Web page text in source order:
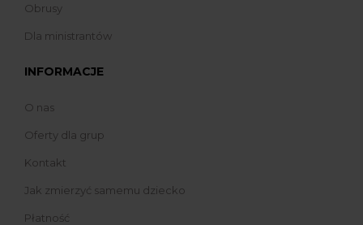
Obrusy
Dla ministrantów
INFORMACJE
O nas
Oferty dla grup
Kontakt
Jak zmierzyć samemu dziecko
Płatność